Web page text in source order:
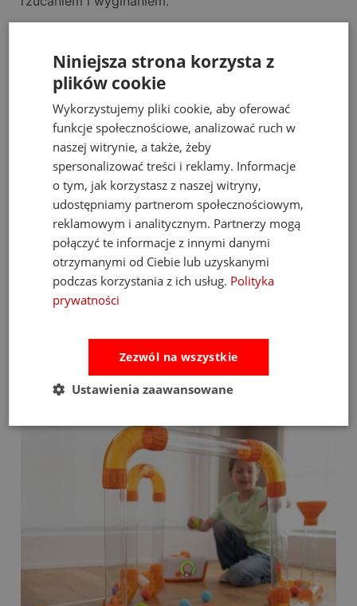
A: Sprawdzą się już uniemowląt od 0 do 2 lat
Q: Czy soczewki są wystarczająco ciemne, by
chronić przed słońcem?
A: Tak, zapewniająpełną ochronę UV400, ale nie są
zbyt ciemne, by zaburzać widzenie.
Tagi
#okulary przeciwsłoneczne dla dzieci #okulary dla
niemowląt #prezent na roczek #ochrona przed UV
#Kietla Woam #okulary dla dziewczynki #okulary
dla chłopca #okulary dziecięce 0-2 lata #modne
przeciwsłoneczne
Niniejsza strona korzysta z
plików cookie
Wykorzystujemy pliki cookie, aby oferować
funkcje społecznościowe, analizować ruch w
naszej witrynie, a także, żeby
spersonalizować treści i reklamy. Informacje
o tym, jak korzystasz z naszej witryny,
udostępniamy partnerom społecznościowym,
reklamowym i analitycznym. Partnerzy mogą
połączyć te informacje z innymi danymi
otrzymanymi od Ciebie lub uzyskanymi
podczas korzystania z ich usług. Polityka
prywatności
Zezwól na wszystkie
Ustawienia zaawansowane